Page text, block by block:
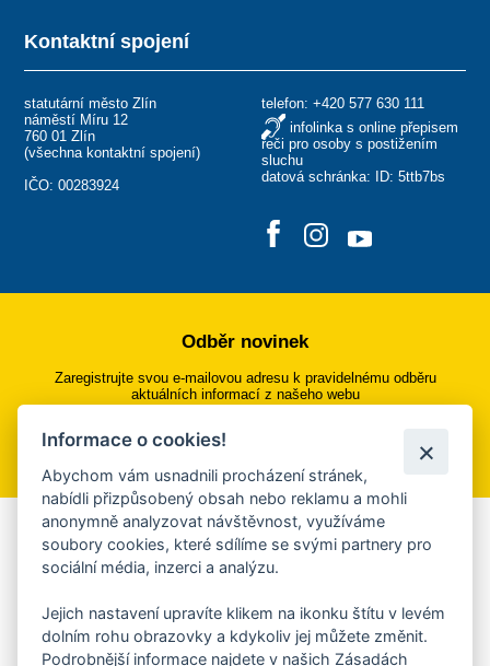
Kontaktní spojení
statutární město Zlín
náměstí Míru 12
760 01 Zlín
(všechna kontaktní spojení)
IČO: 00283924
telefon: +420 577 630 111
infolinka s online přepisem
řeči pro osoby s postižením
sluchu
datová schránka: ID: 5ttb7bs
Odběr novinek
Zaregistrujte svou e-mailovou adresu k pravidelnému odběru
aktuálních informací z našeho webu
Přihlásit se k odběru
Aplikace Mobilní rozhlas
Chcete dostávat do svého mobilu či mailu upozornění na
ankety, pozvánky na kulturní a sportovní akce?
Více informací o aplikaci
Informace o cookies!
Abychom vám usnadnili procházení stránek,
nabídli přizpůsobený obsah nebo reklamu a mohli
anonymně analyzovat návštěvnost, využíváme
soubory cookies, které sdílíme se svými partnery pro
sociální média, inzerci a analýzu.
Jejich nastavení upravíte klikem na ikonku štítu v levém
dolním rohu obrazovky a kdykoliv jej můžete změnit.
Podrobnější informace najdete v našich Zásadách